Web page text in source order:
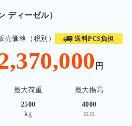
ディーゼル）
売価格（税別） 送料PCS負担
円
最大荷重 最大揚高
2500
kg
4000
mm